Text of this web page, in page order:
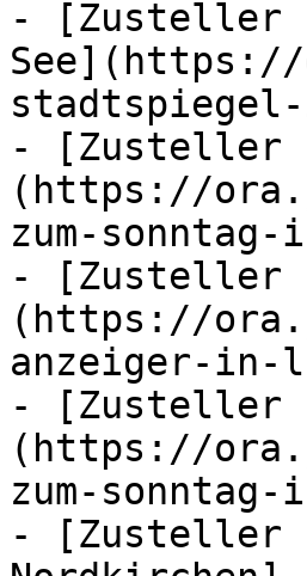
- [Zusteller
- [Zusteller
(https://
zum-
- [Zusteller
(https://
anzeiger-in-
- [Zusteller
(https://
zum-
- [Zusteller